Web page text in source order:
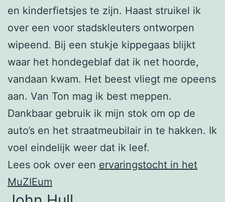
en kinderfietsjes te zijn. Haast struikel ik
over een voor stadskleuters ontworpen
wipeend. Bij een stukje kippegaas blijkt
waar het hondegeblaf dat ik net hoorde,
vandaan kwam. Het beest vliegt me opeens
aan. Van Ton mag ik best meppen.
Dankbaar gebruik ik mijn stok om op de
auto’s en het straatmeubilair in te hakken. Ik
voel eindelijk weer dat ik leef.
Lees ook over een ervaringstocht in het
MuZIEum